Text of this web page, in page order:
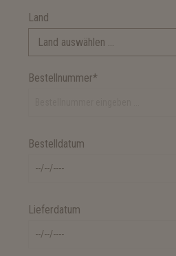
Land
Bestellnummer*
Bestelldatum
Lieferdatum